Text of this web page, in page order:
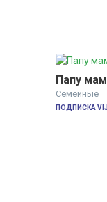
Папу
Семейные
ПОДПИСКА